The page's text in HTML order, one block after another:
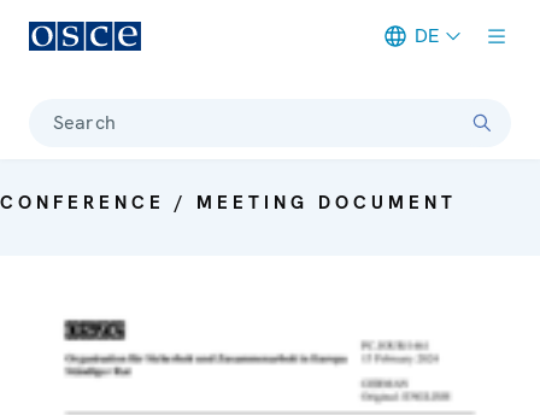
DE
Search
CONFERENCE / MEETING DOCUMENT